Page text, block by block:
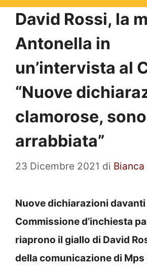
David Rossi, la
Antonella in
un’intervista al
“Nuove
clamorose, sono
arrabbiata”
23 Dicembre 2021 di
Nuove dichiarazioni davanti
Commissione d’inchiesta
riaprono il giallo di David
della comunicazione di